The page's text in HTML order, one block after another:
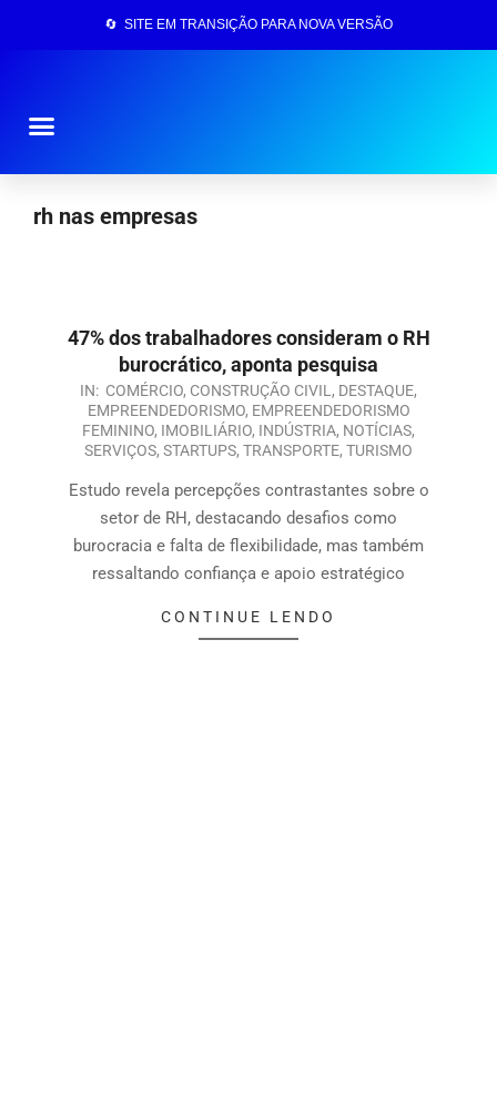
🔄 SITE EM TRANSIÇÃO PARA NOVA VERSÃO
rh nas empresas
47% dos trabalhadores consideram o RH
burocrático, aponta pesquisa
IN: COMÉRCIO, CONSTRUÇÃO CIVIL , DESTAQUE,
EMPREENDEDORISMO, EMPREENDEDORISMO
FEMININO, IMOBILIÁRIO, INDÚSTRIA, NOTÍCIAS,
SERVIÇOS, STARTUPS, TRANSPORTE, TURISMO
Estudo revela percepções contrastantes sobre o
setor de RH, destacando desafios como
burocracia e falta de flexibilidade, mas também
ressaltando confiança e apoio estratégico
CONTINUE LENDO